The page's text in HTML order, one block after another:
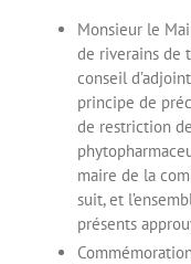
Monsieur le
de riverains de
conseil
principe de
de restriction
maire de la
suit, et
présents